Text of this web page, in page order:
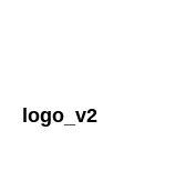
logo_v2